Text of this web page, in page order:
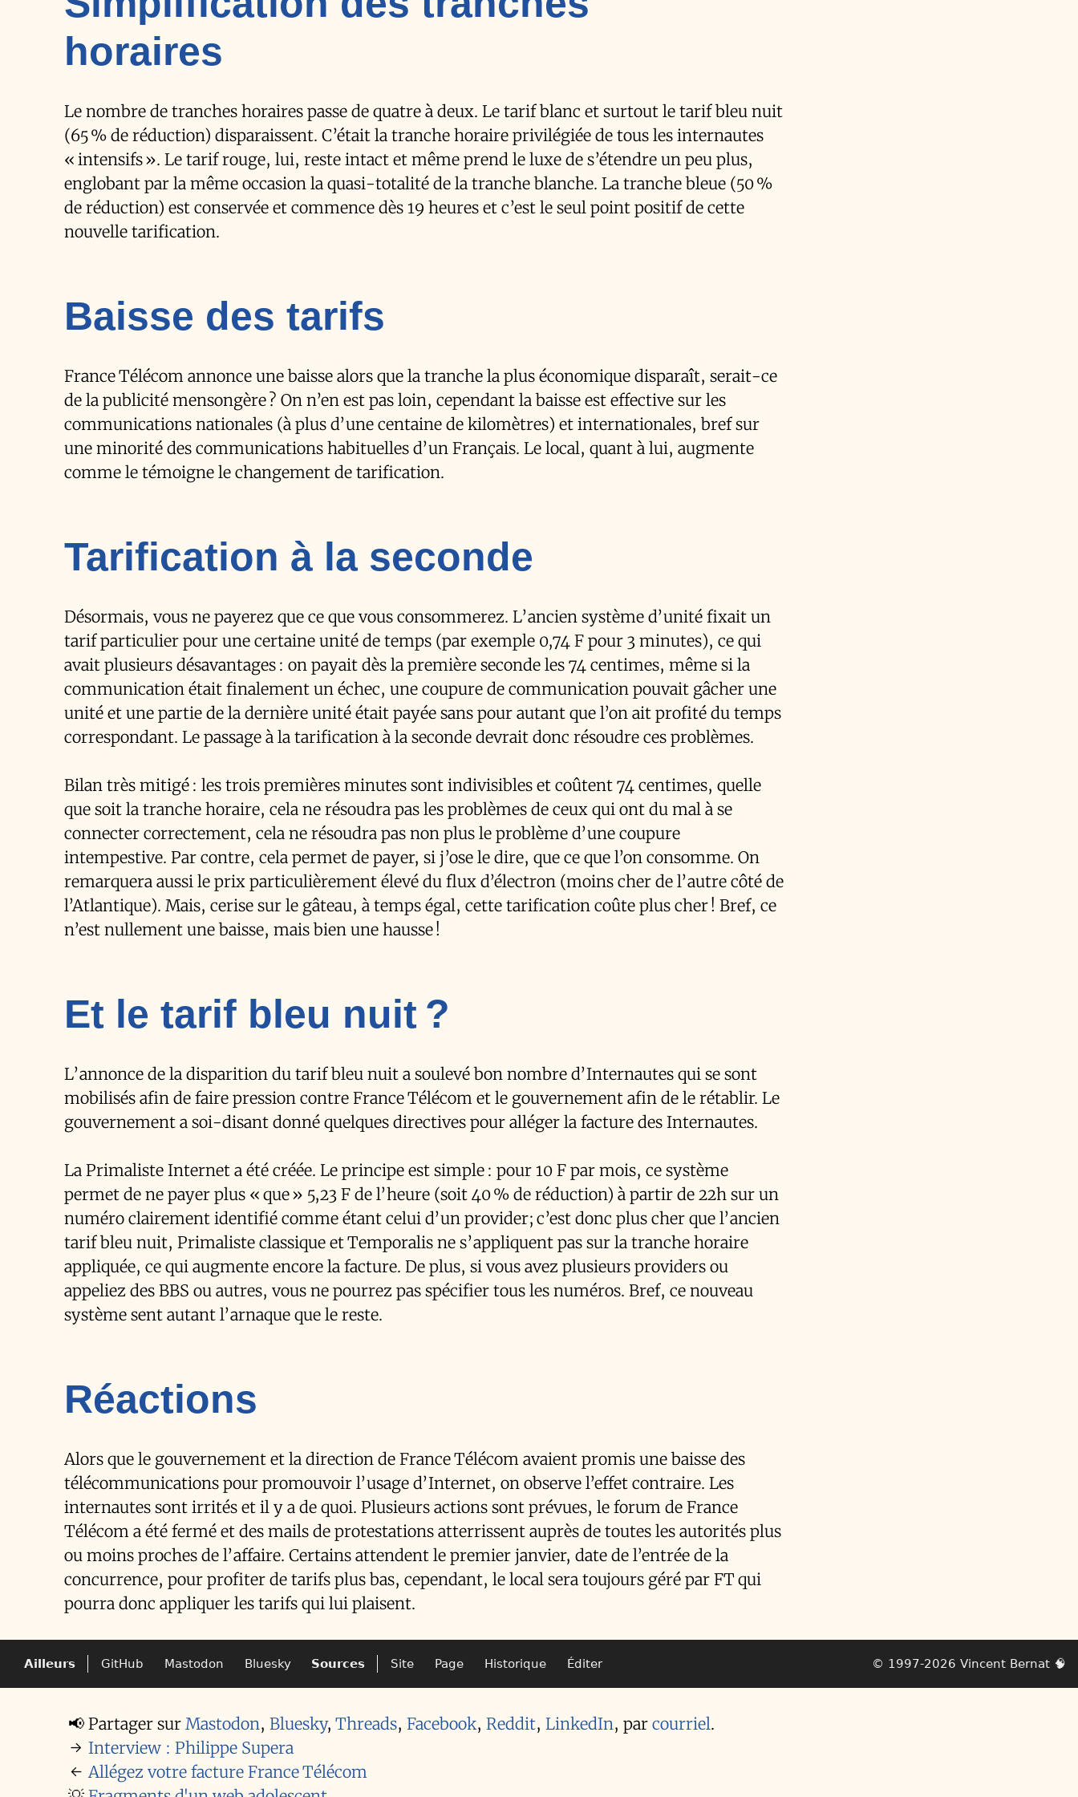
horaires
Le nombre de tranches horaires passe de quatre à deux. Le tarif blanc et surtout le tarif bleu nuit
(65 % de réduction) disparaissent. C’était la tranche horaire privilégiée de tous les internautes
« intensifs ». Le tarif rouge, lui, reste intact et même prend le luxe de s’étendre un peu plus,
englobant par la même occasion la quasi-totalité de la tranche blanche. La tranche bleue (50 %
de réduction) est conservée et commence dès 19 heures et c’est le seul point positif de cette
nouvelle tarification.
Baisse des tarifs
France Télécom annonce une baisse alors que la tranche la plus économique disparaît, serait-ce
de la publicité mensongère ? On n’en est pas loin, cependant la baisse est effective sur les
communications nationales (à plus d’une centaine de kilomètres) et internationales, bref sur
une minorité des communications habituelles d’un Français. Le local, quant à lui, augmente
comme le témoigne le changement de tarification.
Tarification à la seconde
Désormais, vous ne payerez que ce que vous consommerez. L’ancien système d’unité fixait un
tarif particulier pour une certaine unité de temps (par exemple 0,74 F pour 3 minutes), ce qui
avait plusieurs désavantages : on payait dès la première seconde les 74 centimes, même si la
communication était finalement un échec, une coupure de communication pouvait gâcher une
unité et une partie de la dernière unité était payée sans pour autant que l’on ait profité du temps
correspondant. Le passage à la tarification à la seconde devrait donc résoudre ces problèmes.
Bilan très mitigé : les trois premières minutes sont indivisibles et coûtent 74 centimes, quelle
que soit la tranche horaire, cela ne résoudra pas les problèmes de ceux qui ont du mal à se
connecter correctement, cela ne résoudra pas non plus le problème d’une coupure
intempestive. Par contre, cela permet de payer, si j’ose le dire, que ce que l’on consomme. On
remarquera aussi le prix particulièrement élevé du flux d’électron (moins cher de l’autre côté de
l’Atlantique). Mais, cerise sur le gâteau, à temps égal, cette tarification coûte plus cher ! Bref, ce
n’est nullement une baisse, mais bien une hausse !
Et le tarif bleu nuit ?
L’annonce de la disparition du tarif bleu nuit a soulevé bon nombre d’Internautes qui se sont
mobilisés afin de faire pression contre France Télécom et le gouvernement afin de le rétablir. Le
gouvernement a soi-disant donné quelques directives pour alléger la facture des Internautes.
La Primaliste Internet a été créée. Le principe est simple : pour 10 F par mois, ce système
permet de ne payer plus « que » 5,23 F de l’heure (soit 40 % de réduction) à partir de 22h sur un
numéro clairement identifié comme étant celui d’un provider; c’est donc plus cher que l’ancien
tarif bleu nuit, Primaliste classique et Temporalis ne s’appliquent pas sur la tranche horaire
appliquée, ce qui augmente encore la facture. De plus, si vous avez plusieurs providers ou
appeliez des BBS ou autres, vous ne pourrez pas spécifier tous les numéros. Bref, ce nouveau
système sent autant l’arnaque que le reste.
Réactions
Alors que le gouvernement et la direction de France Télécom avaient promis une baisse des
télécommunications pour promouvoir l’usage d’Internet, on observe l’effet contraire. Les
internautes sont irrités et il y a de quoi. Plusieurs actions sont prévues, le forum de France
Télécom a été fermé et des mails de protestations atterrissent auprès de toutes les autorités plus
ou moins proches de l’affaire. Certains attendent le premier janvier, date de l’entrée de la
concurrence, pour profiter de tarifs plus bas, cependant, le local sera toujours géré par FT qui
pourra donc appliquer les tarifs qui lui plaisent.
Ailleurs GitHub Mastodon Bluesky Sources Site Page Historique Éditer © 1997-2026 Vincent Bernat 🧠
📢 Partager sur Mastodon, Bluesky, Threads, Facebook, Reddit, LinkedIn, par courriel.
→ Interview : Philippe Supera
← Allégez votre facture France Télécom